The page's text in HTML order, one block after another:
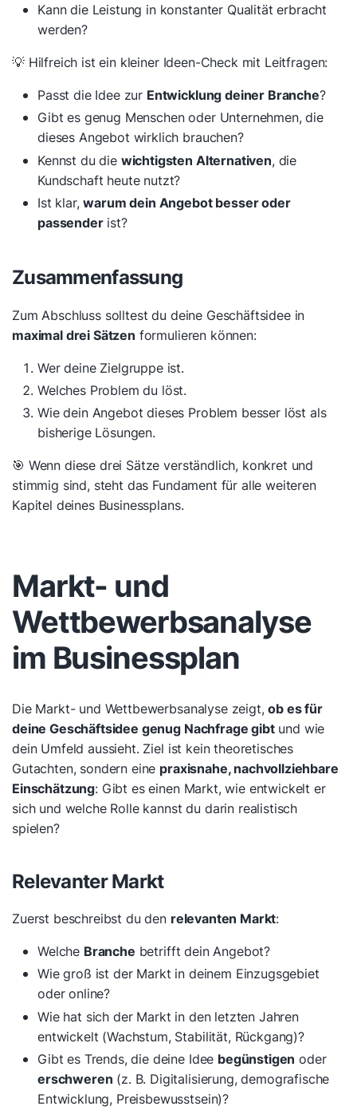
Kann die Leistung in konstanter Qualität erbracht
werden?
💡 Hilfreich ist ein kleiner Ideen-Check mit Leitfragen:
Passt die Idee zur Entwicklung deiner Branche?
Gibt es genug Menschen oder Unternehmen, die
dieses Angebot wirklich brauchen?
Kennst du die wichtigsten Alternativen, die
Kundschaft heute nutzt?
Ist klar,warum dein Angebot besser oder
passenderist?
Zusammenfassung
Zum Abschluss solltest du deine Geschäftsidee in
maximal drei Sätzen formulieren können:
Wer deine Zielgruppe ist.
Welches Problem du löst.
Wie dein Angebot dieses Problem besser löst als
bisherige Lösungen.
🎯 Wenn diese drei Sätze verständlich, konkret und
stimmig sind, steht das Fundament für alle weiteren
Kapitel deines Businessplans.
Markt- und
Wettbewerbsanalyse
im Businessplan
Die Markt- und Wettbewerbsanalyse zeigt,ob es für
deine Geschäftsidee genug Nachfrage gibtund wie
dein Umfeld aussieht. Ziel ist kein theoretisches
Gutachten, sondern eine praxisnahe, nachvollziehbare
Einschätzung: Gibt es einen Markt, wie entwickelt er
sich und welche Rolle kannst du darin realistisch
spielen?
Relevanter Markt
Zuerst beschreibst du den relevanten Markt:
Welche Branche betrifft dein Angebot?
Wie groß ist der Markt in deinem Einzugsgebiet
oder online?
Wie hat sich der Markt in den letzten Jahren
entwickelt (Wachstum, Stabilität, Rückgang)?
Gibt es Trends, die deine Idee begünstigen oder
erschweren (z. B. Digitalisierung, demografische
Entwicklung, Preisbewusstsein)?